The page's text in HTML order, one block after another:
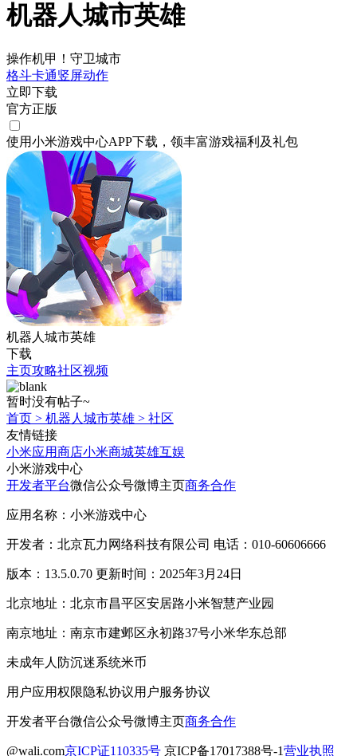
机器人城市英雄
操作机甲！守卫城市
格斗卡通竖屏动作
立即下载
官方正版
使用小米游戏中心APP下载 ，领丰富游戏福利 及礼包
机器人城市英雄
下载
主页攻略社区视频
暂时没有帖子~
首页 > 机器人城市英雄 > 社区
友情链接
小米应用商店小米商城英雄互娱
小米游戏中心
开发者平台微信公众号微博主页商务合作
应用名称：小米游戏中心
开发者：北京瓦力网络科技有限公司 电话：010-60606666
版本：13.5.0.70 更新时间：2025年3月24日
北京地址：北京市昌平区安居路小米智慧产业园
南京地址：南京市建邺区永初路37号小米华东总部
未成年人防沉迷系统米币
用户应用权限隐私协议用户服务协议
开发者平台微信公众号微博主页商务合作
@wali.com京ICP证110335号 京ICP备17017388号-1营业执照